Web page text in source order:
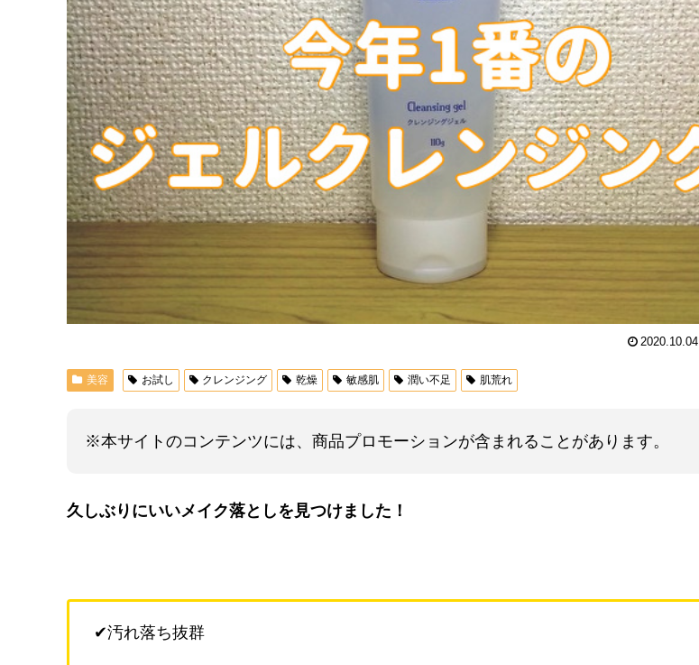
2020.10.04
美容 お試し クレンジング 乾燥 敏感肌 潤い不足 肌荒れ
※本サイトのコンテンツには、商品プロモーションが含まれることがあります。
久しぶりにいいメイク落としを見つけました！
✔汚れ落ち抜群